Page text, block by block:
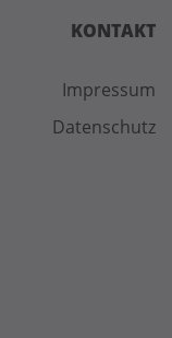
KONTAKT
Impressum
Datenschutz